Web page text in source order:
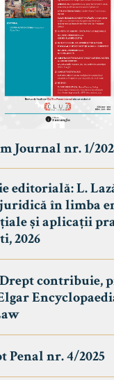
Journal nr. 1/
editorială: L.
în limba
și aplicații
2026
contribuie,
Penal nr. 4/2025